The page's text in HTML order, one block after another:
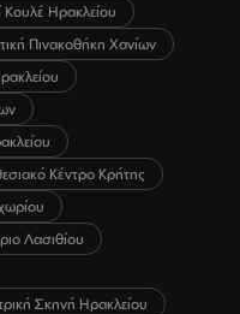
Κουλέ Ηρακλείου
Πινακοθήκη Χανίων
Κέντρο Κρήτης
Λασιθίου
Σκηνή Ηρακλείου